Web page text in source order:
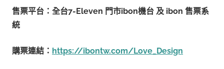
售票平台：全台7-Eleven 門市ibon機台 及 ibon 售票系
統
購票連結： https://ibontw.com/Love_Design